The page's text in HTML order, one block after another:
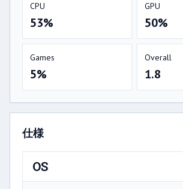
CPU
53%
GPU
50%
Games
5%
Overall
1.8
仕様
OS